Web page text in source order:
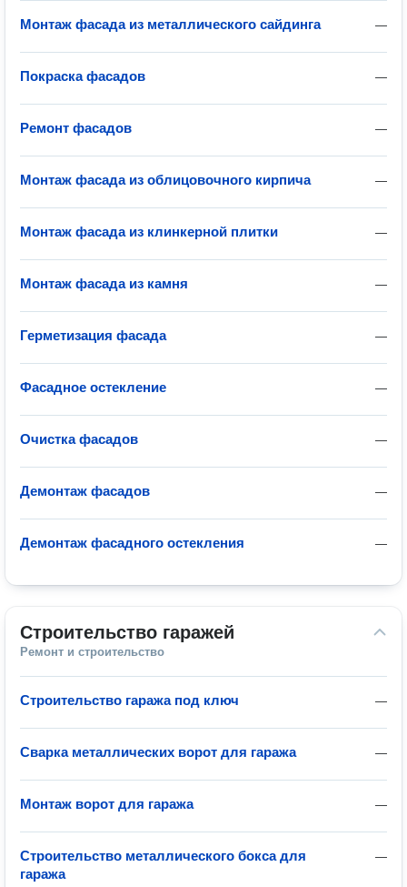
—
Монтаж фасада из металлического сайдинга
—
Покраска фасадов
—
Ремонт фасадов
—
Монтаж фасада из облицовочного кирпича
—
Монтаж фасада из клинкерной плитки
—
Монтаж фасада из камня
—
Герметизация фасада
—
Фасадное остекление
—
Очистка фасадов
—
Демонтаж фасадов
—
Демонтаж фасадного остекления
Строительство гаражей
Ремонт и строительство
—
Строительство гаража под ключ
—
Сварка металлических ворот для гаража
—
Монтаж ворот для гаража
—
Строительство металлического бокса для
гаража